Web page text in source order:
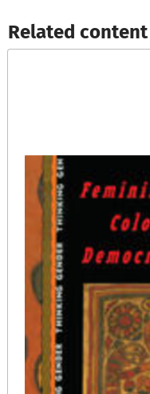
Related content​